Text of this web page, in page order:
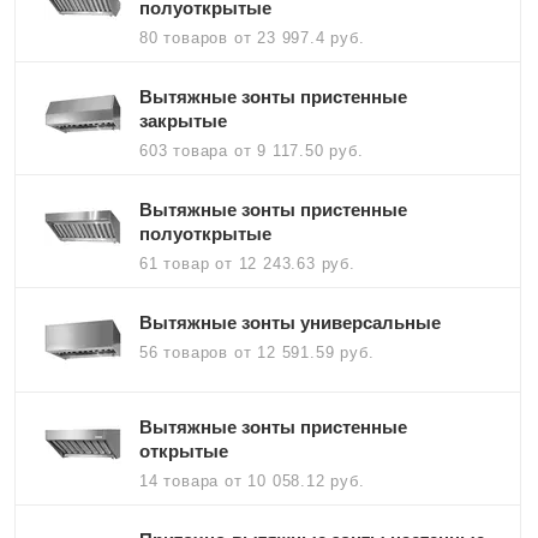
полуоткрытые
80 товаров от 23 997.4 руб.
Вытяжные зонты пристенные
закрытые
603 товара от 9 117.50 руб.
Вытяжные зонты пристенные
полуоткрытые
61 товарот 12 243.63 руб.
Вытяжные зонты универсальные
56 товаров от 12 591.59 руб.
Вытяжные зонты пристенные
открытые
14 товара от 10 058.12 руб.